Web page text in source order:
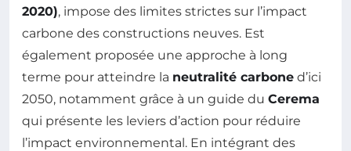
2020), impose des limites strictes sur l’impact
carbone des constructions neuves. Est
également proposée une approche à long
terme pour atteindre la neutralité carbone d’ici
2050, notamment grâce à un guide du Cerema
qui présente les leviers d’action pour réduire
l’impact environnemental. En intégrant des